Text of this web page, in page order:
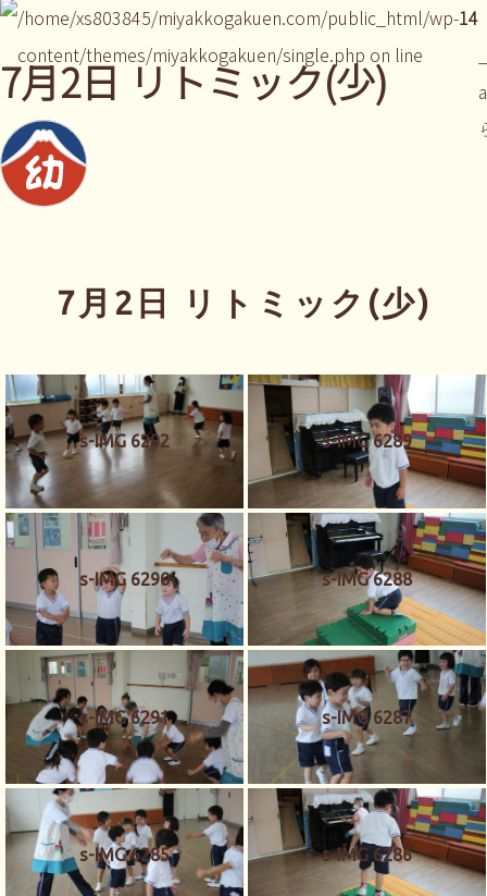
/home/xs803845/miyakkogakuen.com/public_html/wp-
content/themes/miyakkogakuen/single.php on line
14
7月2日 リトミック(少)
7月2日 リトミック(少)
s-IMG 6292 s-IMG 6289
s-IMG 6290 s-IMG 6288
s-IMG 6291 s-IMG 6287
s-IMG 6285 s-IMG 6286